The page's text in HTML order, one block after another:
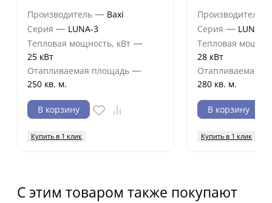
Производитель — Baxi
Серия — LUNA-3
Тепловая мощность, кВт —
25 кВт
Отапливаемая площадь —
250 кв. м.
В корзину
Купить в 1 клик
Производитель
Серия — LUNA-3
Тепловая
28 кВт
Отапливаемая
280 кв. м.
В корзину
Купить в 1 клик
С этим товаром также покупают